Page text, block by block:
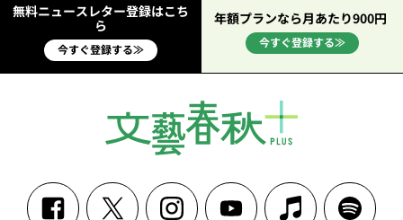
無料ニュースレター登録はこち
ら
今すぐ登録する≫
年額プランなら月あたり900円
今すぐ登録する≫